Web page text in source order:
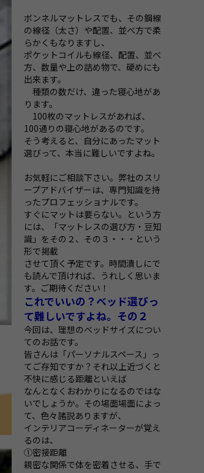
ボンネルマットレスでも、その鋼線
の線径（太さ）や配置、並べ方で柔
らかくもなりますし、
ポケットコイルも線径、配置、並べ
方、数量や上の詰め物で、硬めにも
出来ます。
種類の数だけ、違った寝心地があ
ります。
100枚のマットレスがあれば、
100通りの寝心地があるのです。
そう考えると、自分にあったマット
選びって、本当に難しいですよね。
お気軽にご相談下さい。弊社のスリ
ープアドバイザーは、専門知識を持
ったプロフェッショナルです。
すぐにマットは要らない。という方
には、「マットレスの選び方・豆知
識」をその２、その３・・・という
形で掲載
させて頂く予定です。時間潰しにで
も読んで頂ければ、うれしく思いま
す。ご期待ください！
これでいいの？ベッド選びっ
て難しいですよね。その２
今回は、理想のベッドサイズについ
てのお話です。
皆さんは「パーソナルスペース」っ
てご存知ですか？それ以上近づくと
不快に感じる距離といえば
なんとなくおわかりになるのではな
いでしょうか。その場面場面によっ
て、色々諸説ありますが、
インテリアコーディネーターが覚え
るのは、
①密接距離
親密な関係で体を密着させる、手で